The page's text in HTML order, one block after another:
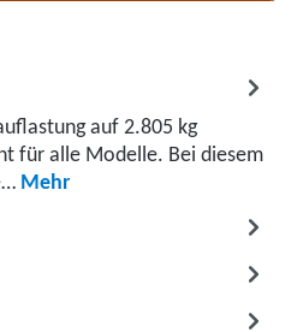
auf 2.805 kg
für alle Modelle. Bei diesem
Mehr